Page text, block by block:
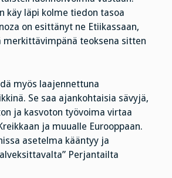
käy läpi kolme tiedon tasoa
on esittänyt ne Etiikassaan,
teoksena sitten
myös laajennettuna
Se saa ajankohtaisia sävyjä,
ja kasvoton työvoima virtaa
ja muualle Eurooppaan.
asetelma kääntyy ja
Perjantailta